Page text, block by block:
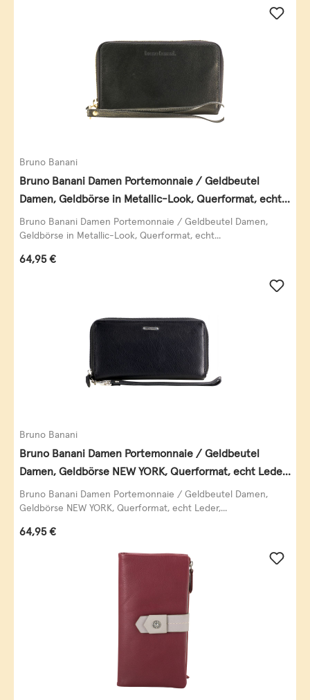
Bruno Banani
Bruno Banani Damen Portemonnaie / Geldbeutel
Damen, Geldbörse in Metallic-Look, Querformat, echt
Leder, schwarz-gold
Bruno Banani Damen Portemonnaie / Geldbeutel Damen,
Geldbörse in Metallic-Look, Querformat, echt...
Regulärer Preis:
64,95 €
Bruno Banani
Bruno Banani Damen Portemonnaie / Geldbeutel
Damen, Geldbörse NEW YORK, Querformat, echt Leder,
schwarz
Bruno Banani Damen Portemonnaie / Geldbeutel Damen,
Geldbörse NEW YORK, Querformat, echt Leder,...
Regulärer Preis:
64,95 €